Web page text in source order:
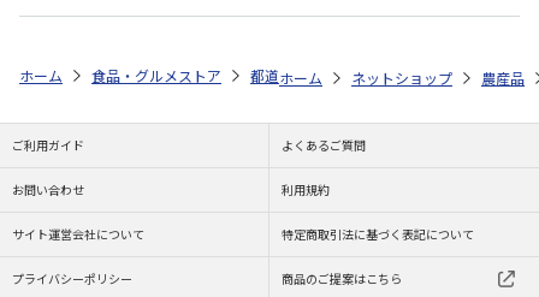
ホーム 食品・グルメストア 都道府県から探す 沖縄県 ＜お中元
ホーム ネットショップ 農産品
ご利用ガイド よくあるご質問
お問い合わせ 利用規約
サイト運営会社について 特定商取引法に基づく表記について
プライバシーポリシー 商品のご提案はこちら